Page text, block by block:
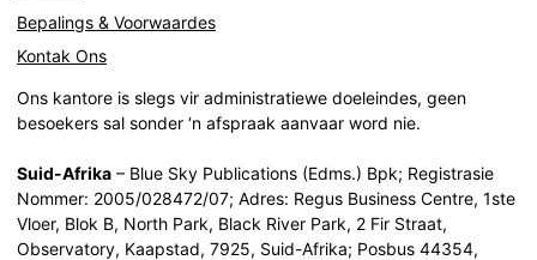
Bepalings & Voorwaardes
Kontak Ons
Ons kantore is slegs vir administratiewe doeleindes, geen
besoekers sal sonder ‘n afspraak aanvaar word nie.
Suid-Afrika – Blue Sky Publications (Edms.) Bpk; Registrasie
Nommer: 2005/028472/07; Adres: Regus Business Centre, 1ste
Vloer, Blok B, North Park, Black River Park, 2 Fir Straat,
Observatory, Kaapstad, 7925, Suid-Afrika; Posbus 44354,